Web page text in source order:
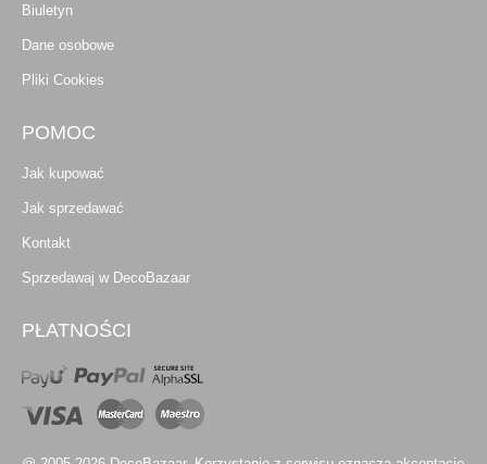
Biuletyn
Dane osobowe
Pliki Cookies
POMOC
Jak kupować
Jak sprzedawać
Kontakt
Sprzedawaj w DecoBazaar
PŁATNOŚCI